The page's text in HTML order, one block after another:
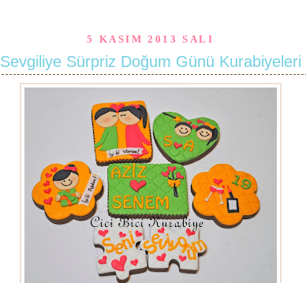
5 KASIM 2013 SALI
Sevgiliye Sürpriz Doğum Günü Kurabiyeleri